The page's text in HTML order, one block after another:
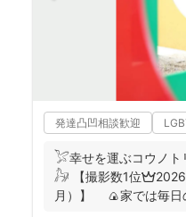
発達凸凹相談歓迎
𓅯幸せを運ぶコウノト
𓃗 【撮影数1位
月）】 🍙家では毎日